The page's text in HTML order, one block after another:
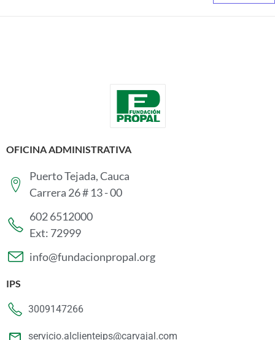
OFICINA ADMINISTRATIVA
Puerto Tejada, Cauca
Carrera 26 # 13 - 00
602 6512000
Ext: 72999
info@fundacionpropal.org
IPS
3009147266
servicio.alclienteips@carvajal.com